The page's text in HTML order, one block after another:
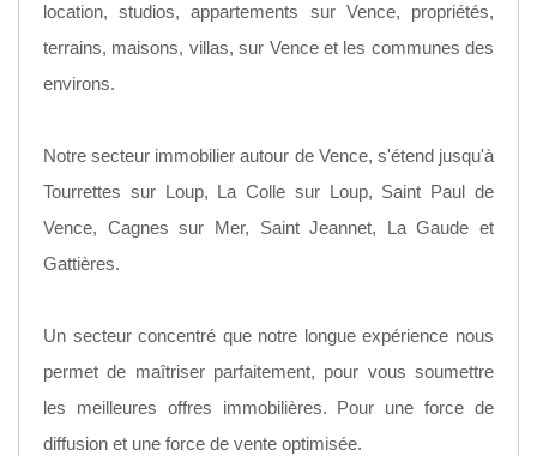
location, studios, appartements sur Vence, propriétés,
terrains, maisons, villas, sur Vence et les communes des
environs.
Notre secteur immobilier autour de Vence, s'étend jusqu'à
Tourrettes sur Loup, La Colle sur Loup, Saint Paul de
Vence, Cagnes sur Mer, Saint Jeannet, La Gaude et
Gattières.
Un secteur concentré que notre longue expérience nous
permet de maîtriser parfaitement, pour vous soumettre
les meilleures offres immobilières. Pour une force de
diffusion et une force de vente optimisée.